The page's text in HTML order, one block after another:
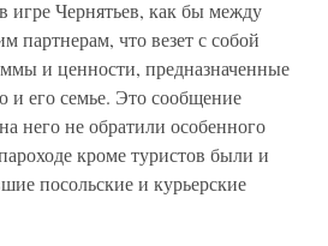
игре Чернятьев, как бы между
партнерам, что везет с собой
и ценности, предназначенные
и его семье. Это сообщение
него не обратили особенного
кроме туристов были и
посольские и курьерские